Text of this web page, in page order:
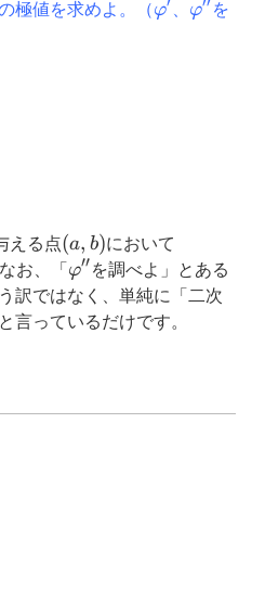
極値を求めよ。（φ φ
を
える点(a,b)
(a, b)において
(a)=0
お、「 \varphi^{\prime
\prime}
φ′′ を調べよ」とある
訳ではなく、単純に「二次
言っているだけです。